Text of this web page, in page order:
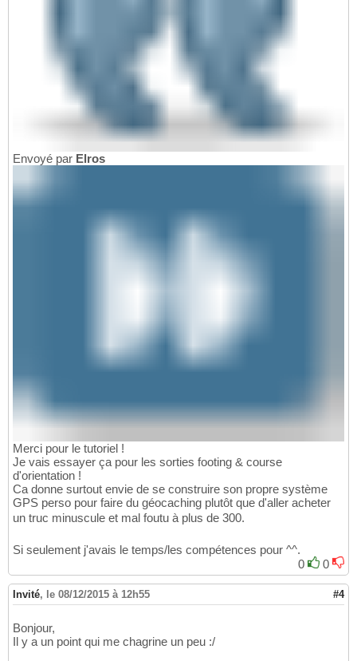
Envoyé par Elros
Merci pour le tutoriel !
Je vais essayer ça pour les sorties footing & course
d'orientation !
Ca donne surtout envie de se construire son propre système
GPS perso pour faire du géocaching plutôt que d'aller acheter
un truc minuscule et mal foutu à plus de 300.
Si seulement j'avais le temps/les compétences pour ^^.
0
0
Invité, le 08/12/2015 à 12h55 #4
Bonjour,
Il y a un point qui me chagrine un peu :/